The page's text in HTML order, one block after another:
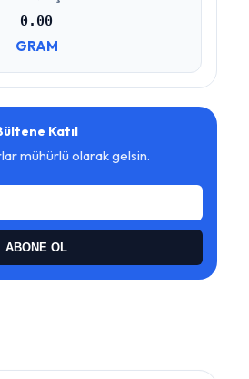
0.00
GRAM
Katıl
mühürlü olarak gelsin.
ABONE OL